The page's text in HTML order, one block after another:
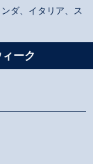
ダ、イタリア、ス
ーク